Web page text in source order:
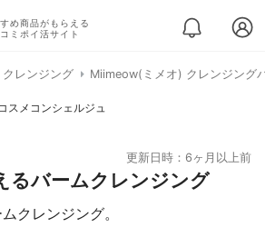
め商品がもらえる
ミポイ活サイト
クレンジング Miimeow(ミメオ) クレンジング
スメコンシェルジュ
更新日時：6ヶ月以上前
るバームクレンジング
クレンジング。